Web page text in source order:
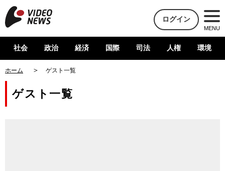
ログイン
MENU
社会 政治 経済 国際 司法 人権 環境
ホーム ゲスト一覧
ゲスト一覧